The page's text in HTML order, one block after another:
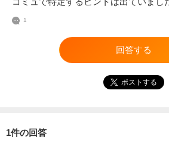
1
回答する
ポストする
1件の回答